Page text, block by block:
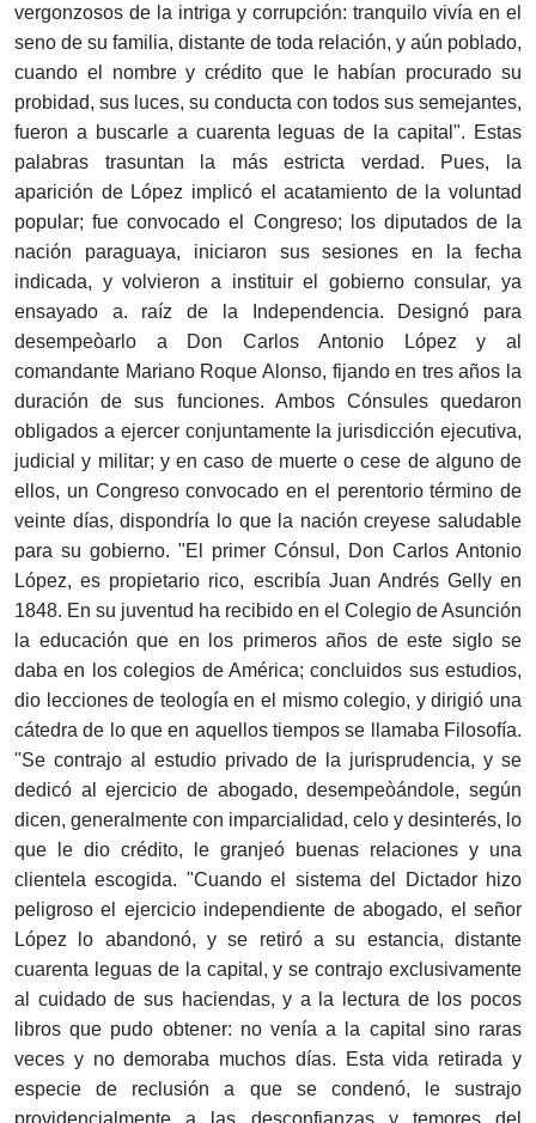
vergonzosos de la intriga y corrupción: tranquilo vivía en el
seno de su familia, distante de toda relación, y aún poblado,
cuando el nombre y crédito que le habían procurado su
probidad, sus luces, su conducta con todos sus semejantes,
fueron a buscarle a cuarenta leguas de la capital". Estas
palabras trasuntan la más estricta verdad. Pues, la
aparición de López implicó el acatamiento de la voluntad
popular; fue convocado el Congreso; los diputados de la
nación paraguaya, iniciaron sus sesiones en la fecha
indicada, y volvieron a instituir el gobierno consular, ya
ensayado a. raíz de la Independencia. Designó para
desempeòarlo a Don Carlos Antonio López y al
comandante Mariano Roque Alonso, fijando en tres años la
duración de sus funciones. Ambos Cónsules quedaron
obligados a ejercer conjuntamente la jurisdicción ejecutiva,
judicial y militar; y en caso de muerte o cese de alguno de
ellos, un Congreso convocado en el perentorio término de
veinte días, dispondría lo que la nación creyese saludable
para su gobierno. "El primer Cónsul, Don Carlos Antonio
López, es propietario rico, escribía Juan Andrés Gelly en
1848. En su juventud ha recibido en el Colegio de Asunción
la educación que en los primeros años de este siglo se
daba en los colegios de América; concluidos sus estudios,
dio lecciones de teología en el mismo colegio, y dirigió una
cátedra de lo que en aquellos tiempos se llamaba Filosofía.
"Se contrajo al estudio privado de la jurisprudencia, y se
dedicó al ejercicio de abogado, desempeòándole, según
dicen, generalmente con imparcialidad, celo y desinterés, lo
que le dio crédito, le granjeó buenas relaciones y una
clientela escogida. "Cuando el sistema del Dictador hizo
peligroso el ejercicio independiente de abogado, el señor
López lo abandonó, y se retiró a su estancia, distante
cuarenta leguas de la capital, y se contrajo exclusivamente
al cuidado de sus haciendas, y a la lectura de los pocos
libros que pudo obtener: no venía a la capital sino raras
veces y no demoraba muchos días. Esta vida retirada y
especie de reclusión a que se condenó, le sustrajo
providencialmente a las desconfianzas y temores del